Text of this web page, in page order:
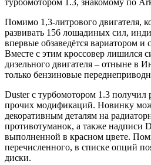
Помимо 1,3-литрового двигателя,
развивать 156 лошадиных сил,
впервые обзаведётся вариатором и
Вместе с этим кроссовер лишился
дизельного двигателя – отныне в
только бензиновые
Duster с турбомотором 1.3
прочих модификаций. Новинку
декоративным деталям на
противотуманок, а также надписи
выполненной в красном цвете.
перечисленного, в списке опций
диски.